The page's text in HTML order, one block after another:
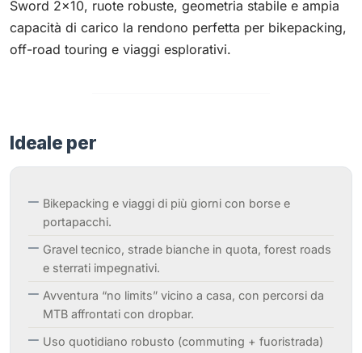
Sword 2×10, ruote robuste, geometria stabile e ampia
capacità di carico la rendono perfetta per bikepacking,
off-road touring e viaggi esplorativi.
Ideale per
Bikepacking e viaggi di più giorni con borse e
portapacchi.
Gravel tecnico, strade bianche in quota, forest roads
e sterrati impegnativi.
Avventura “no limits” vicino a casa, con percorsi da
MTB affrontati con dropbar.
Uso quotidiano robusto (commuting + fuoristrada)